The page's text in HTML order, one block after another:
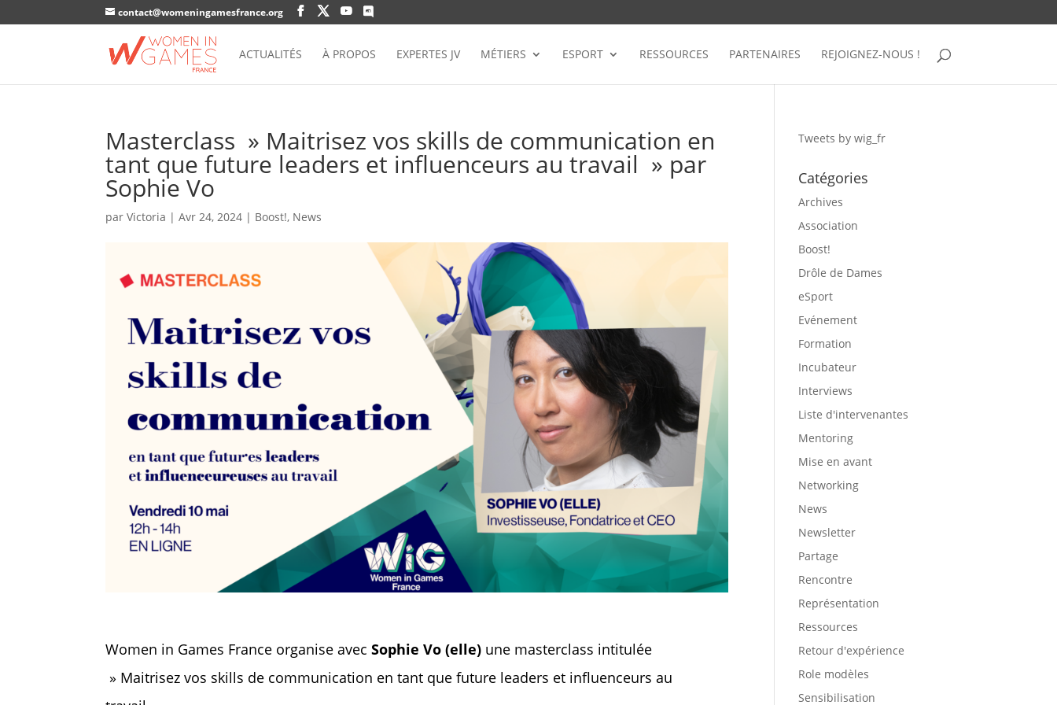
contact@womeningamesfrance.org
ACTUALITÉS À PROPOS EXPERTES JV MÉTIERS ESPORT RESSOURCES PARTENAIRES REJOIGNEZ-NOUS !
Masterclass » Maitrisez vos skills de communication en
tant que future leaders et influenceurs au travail » par
Sophie Vo
parVictoria |Avr 24, 2024 | Boost!, News
Women in Games France organise avec Sophie Vo (elle) une masterclass intitulée
» Maitrisez vos skills de communication en tant que future leaders et influenceurs au
Tweets by wig_fr
Catégories
Archives
Association
Boost!
Drôle de Dames
eSport
Evénement
Formation
Incubateur
Interviews
Liste d'intervenantes
Mentoring
Mise en avant
Networking
News
Newsletter
Partage
Rencontre
Représentation
Ressources
Retour d'expérience
Role modèles
Sensibilisation